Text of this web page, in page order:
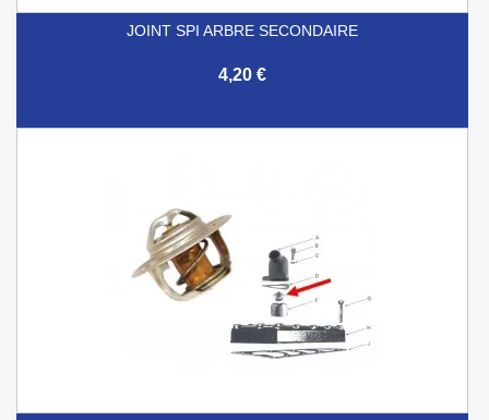
JOINT SPI ARBRE SECONDAIRE
4,20 €